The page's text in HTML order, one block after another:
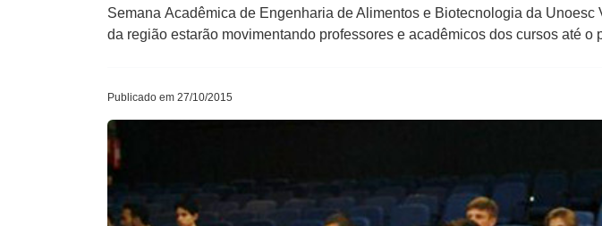
Semana Acadêmica de Engenharia de Alimentos e Biotecnologia da
da região estarão movimentando professores e acadêmicos dos cursos até o
Publicado em 27/10/2015